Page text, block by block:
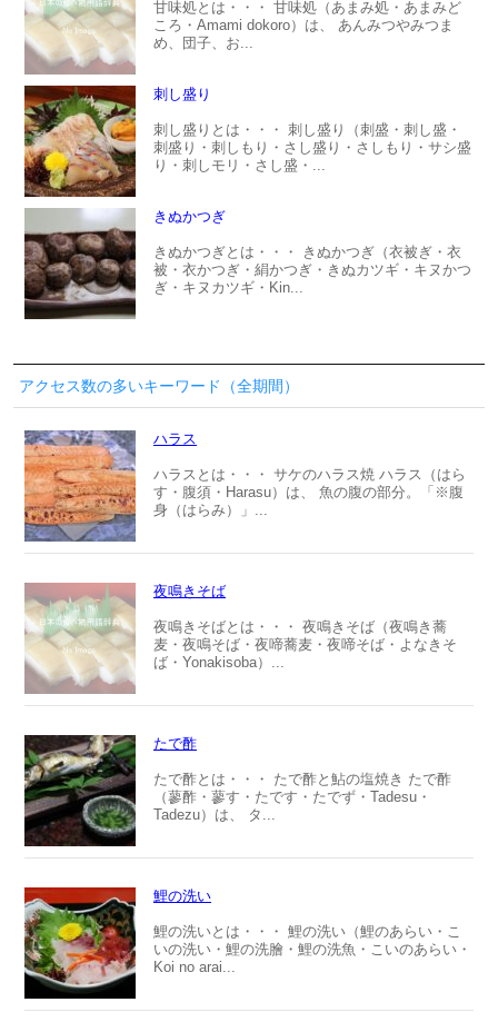
甘味処とは・・・ 甘味処（あまみ処・あまみど
ころ・Amami dokoro）は、 あんみつやみつま
め、団子、お...
刺し盛り
刺し盛りとは・・・ 刺し盛り（刺盛・刺し盛・
刺盛り・刺しもり・さし盛り・さしもり・サシ盛
り・刺しモリ・さし盛・...
きぬかつぎ
きぬかつぎとは・・・ きぬかつぎ（衣被ぎ・衣
被・衣かつぎ・絹かつぎ・きぬカツギ・キヌかつ
ぎ・キヌカツギ・Kin...
アクセス数の多いキーワード（全期間）
ハラス
ハラスとは・・・ サケのハラス焼 ハラス（はら
す・腹須・Harasu）は、 魚の腹の部分。「※腹
身（はらみ）」...
夜鳴きそば
夜鳴きそばとは・・・ 夜鳴きそば（夜鳴き蕎
麦・夜鳴そば・夜啼蕎麦・夜啼そば・よなきそ
ば・Yonakisoba）...
たで酢
たで酢とは・・・ たで酢と鮎の塩焼き たで酢
（蓼酢・蓼す・たです・たでず・Tadesu・
Tadezu）は、 タ...
鯉の洗い
鯉の洗いとは・・・ 鯉の洗い（鯉のあらい・こ
いの洗い・鯉の洗膾・鯉の洗魚・こいのあらい・
Koi no arai...